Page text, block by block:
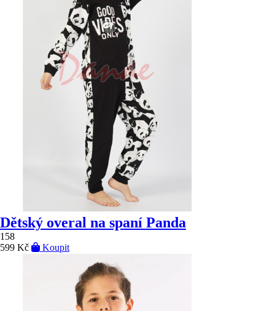
Dětský overal na spaní Panda
158
599 Kč
Koupit